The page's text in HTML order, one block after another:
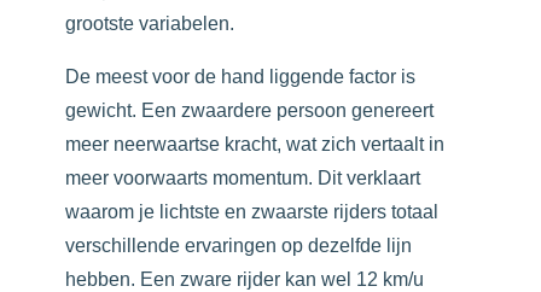
grootste variabelen.
De meest voor de hand liggende factor is
gewicht. Een zwaardere persoon genereert
meer neerwaartse kracht, wat zich vertaalt in
meer voorwaarts momentum. Dit verklaart
waarom je lichtste en zwaarste rijders totaal
verschillende ervaringen op dezelfde lijn
hebben. Een zware rijder kan wel 12 km/u